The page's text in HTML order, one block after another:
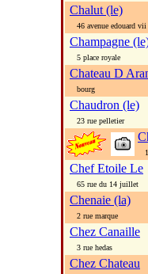
Chalut (le)
46 avenue edouard vii
Champagne
5 place royale
Chateau D
bourg
Chaudron (le)
23 rue pelletier
Chef Etoile Le
65 rue du 14 juillet
Chenaie (la)
2 rue marque
Chez Canaille
3 rue hedas
Chez Chateau